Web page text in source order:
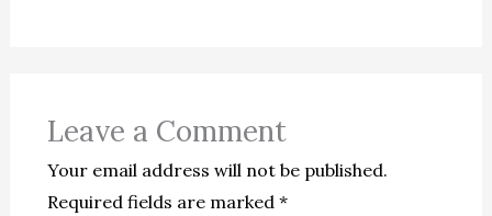
Leave a Comment
Your email address will not be published.
Required fields are marked *